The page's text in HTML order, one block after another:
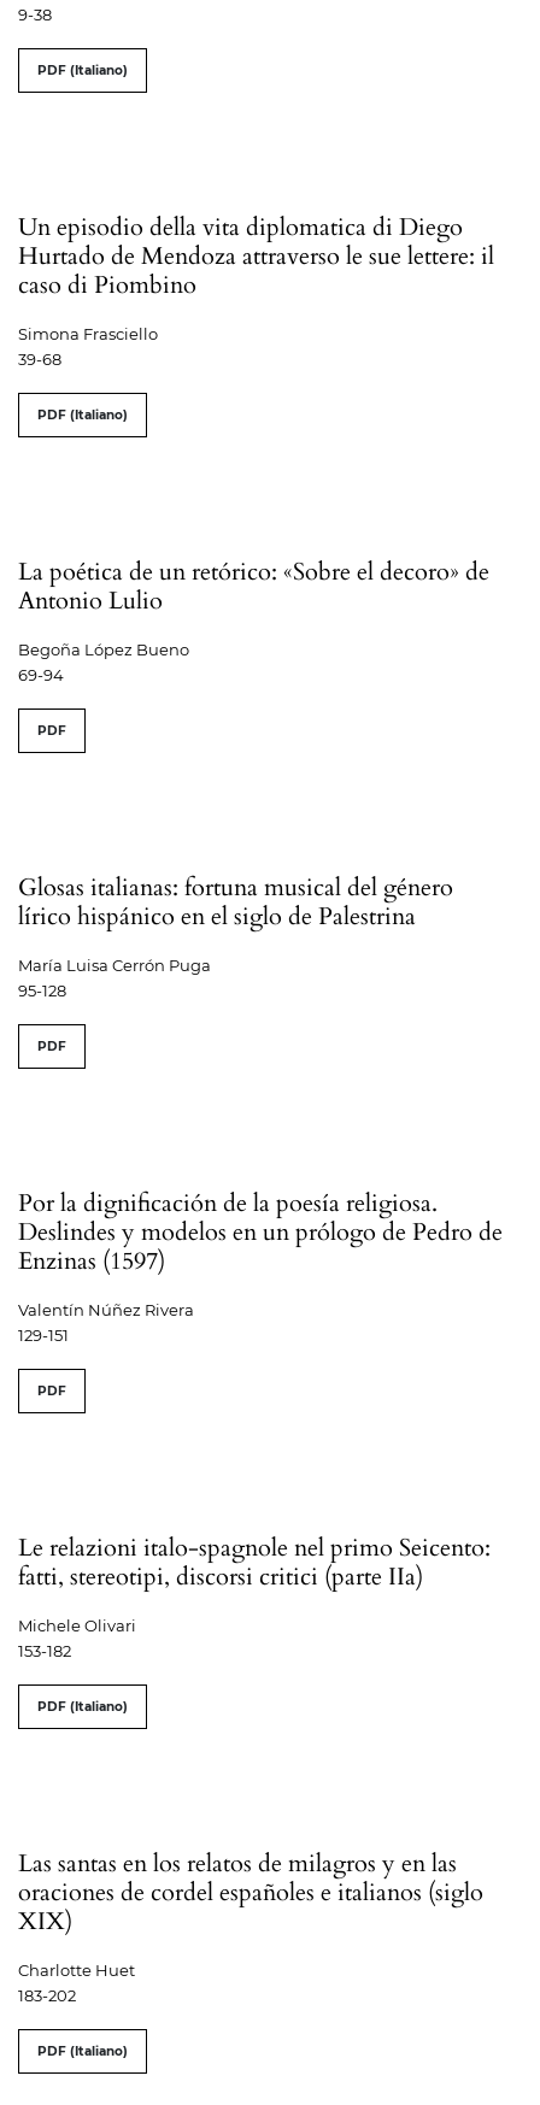
9-38
PDF (Italiano)
Un episodio della vita diplomatica di Diego
Hurtado de Mendoza attraverso le sue lettere: il
caso di Piombino
Simona Frasciello
39-68
PDF (Italiano)
La poética de un retórico: «Sobre el decoro» de
Antonio Lulio
Begoña López Bueno
69-94
PDF
Glosas italianas: fortuna musical del género
lírico hispánico en el siglo de Palestrina
María Luisa Cerrón Puga
95-128
PDF
Por la dignificación de la poesía religiosa.
Deslindes y modelos en un prólogo de Pedro de
Enzinas (1597)
Valentín Núñez Rivera
129-151
PDF
Le relazioni italo-spagnole nel primo Seicento:
fatti, stereotipi, discorsi critici (parte IIa)
Michele Olivari
153-182
PDF (Italiano)
Las santas en los relatos de milagros y en las
oraciones de cordel españoles e italianos (siglo
XIX)
Charlotte Huet
183-202
PDF (Italiano)